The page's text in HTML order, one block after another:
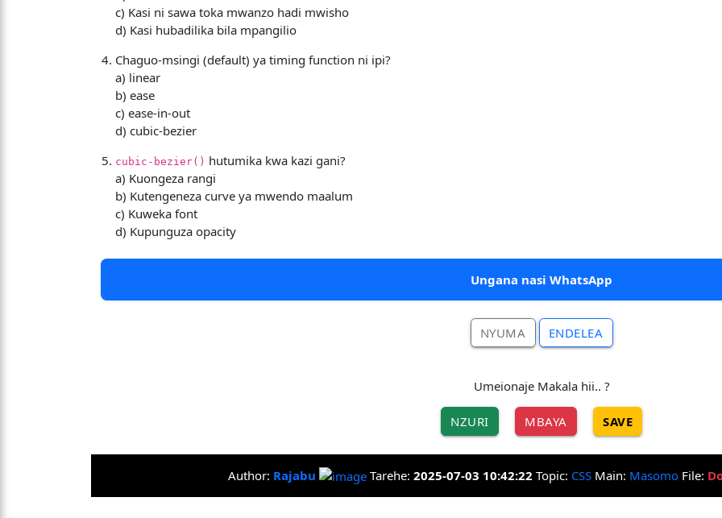
c) Kasi ni sawa toka mwanzo hadi mwisho
d) Kasi hubadilika bila mpangilio
Chaguo-msingi (default) ya timing function ni ipi?
a) linear
b) ease
c) ease-in-out
d) cubic-bezier
cubic-bezier() hutumika kwa kazi gani?
a) Kuongeza rangi
b) Kutengeneza curve ya mwendo maalum
c) Kuweka font
d) Kupunguza opacity
Ungana nasi WhatsApp
NYUMA ENDELEA
Umeionaje Makala hii.. ?
NZURI MBAYA SAVE
Author: Rajabu Tarehe: 2025-07-03 10:42:22 Topic: CSS Main: Masomo File: